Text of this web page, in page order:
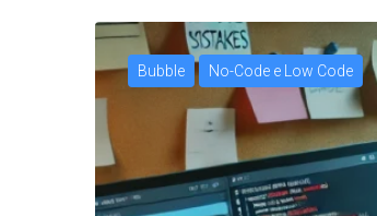
LEIA MAIS
Bubble No-Code e Low Code